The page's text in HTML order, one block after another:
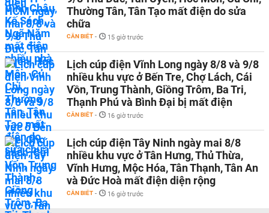
Thường Tân, Tân Tạo mất điện do sửa
chữa
CẦN BIẾT - 15 giờ trước
Lịch cúp điện Vĩnh Long ngày 8/8 và 9/8
nhiều khu vực ở Bến Tre, Chợ Lách, Cái
Vồn, Trung Thành, Giồng Trôm, Ba Tri,
Thạnh Phú và Bình Đại bị mất điện
CẦN BIẾT - 16 giờ trước
Lịch cúp điện Tây Ninh ngày mai 8/8
nhiều khu vực ở Tân Hưng, Thủ Thừa,
Vĩnh Hưng, Mộc Hóa, Tân Thạnh, Tân An
và Đức Hoà mất điện diện rộng
CẦN BIẾT - 16 giờ trước